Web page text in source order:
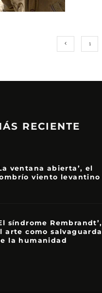
1
RECIENTE
ventana abierta’, el
viento levantino
síndrome Rembrandt’,
arte como salvaguarda
la humanidad